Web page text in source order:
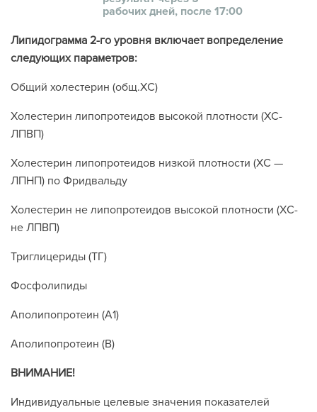
рабочих дней, после 17:00
Липидограмма 2-го уровня включает вопределение
следующих параметров:
Общий холестерин (общ.ХС)
Холестерин липопротеидов высокой плотности (ХС-
ЛПВП)
Холестерин липопротеидов низкой плотности (ХС —
ЛПНП) по Фридвальду
Холестерин не липопротеидов высокой плотности (ХС-
не ЛПВП)
Триглицериды (ТГ)
Фосфолипиды
Аполипопротеин (А1)
Аполипопротеин (В)
ВНИМАНИЕ!
Индивидуальные целевые значения показателей